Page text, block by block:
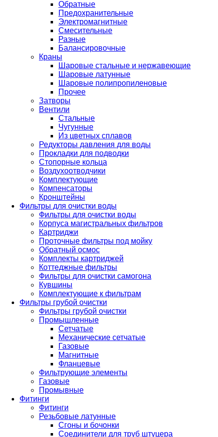
Обратные
Предохранительные
Электромагнитные
Смесительные
Разные
Балансировочные
Краны
Шаровые стальные и нержавеющие
Шаровые латунные
Шаровые полипропиленовые
Прочее
Затворы
Вентили
Стальные
Чугунные
Из цветных сплавов
Редукторы давления для воды
Прокладки для подводки
Стопорные кольца
Воздухоотводчики
Комплектующие
Компенсаторы
Кронштейны
Фильтры для очистки воды
Фильтры для очистки воды
Корпуса магистральных фильтров
Картриджи
Проточные фильтры под мойку
Обратный осмос
Комплекты картриджей
Коттеджные фильтры
Фильтры для очистки самогона
Кувшины
Комплектующие к фильтрам
Фильтры грубой очистки
Фильтры грубой очистки
Промышленные
Сетчатые
Механические сетчатые
Газовые
Магнитные
Фланцевые
Фильтрующие элементы
Газовые
Промывные
Фитинги
Фитинги
Резьбовые латунные
Сгоны и бочонки
Соединители для труб штуцера